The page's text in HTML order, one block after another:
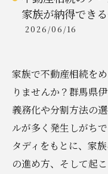
家族が納得でき
2026/06/16
家族で不動産相続を
りませんか？群馬県
義務化や分割方法の
ルが多く発生しがち
タディをもとに、家
の進め方、そして起